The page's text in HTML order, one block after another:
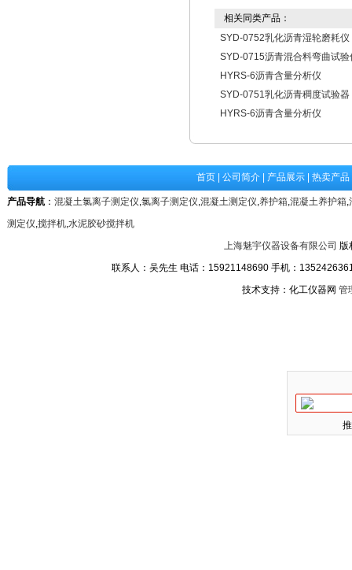
相关同类产品：
SYD-0752乳化沥青湿轮磨耗仪
SYD-0715沥青混合料弯曲试验
HYRS-6沥青含量分析仪
SYD-0751乳化沥青稠度试验器
HYRS-6沥青含量分析仪
首页 公司简介 产品展示 热卖产品
产品导航 ： 混凝土氯离子测定仪,氯离子测定仪,混凝土测定仪,养护箱,混凝土养护箱,
测定仪,搅拌机,水泥胶砂搅拌机
上海魅宇仪器设备有限公司 版
联系人：吴先生 电话：15921148690 手机：
技术支持：化工仪器网 管